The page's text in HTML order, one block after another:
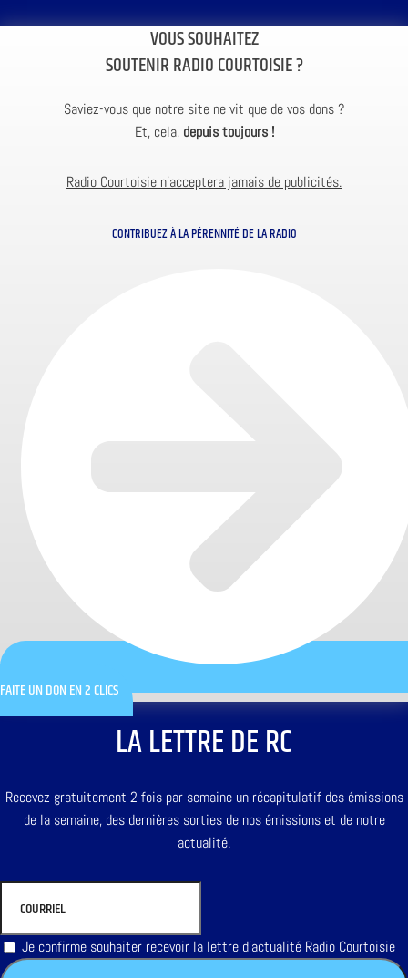
VOUS SOUHAITEZ
SOUTENIR RADIO COURTOISIE ?
Saviez-vous que notre site ne vit que de vos dons ?
Et, cela, depuis toujours !
Radio Courtoisie n’acceptera jamais de publicités.
CONTRIBUEZ À LA PÉRENNITÉ DE LA RADIO
FAITE UN DON EN 2 CLICS
LA LETTRE DE RC
Recevez gratuitement 2 fois par semaine un récapitulatif des émissions
de la semaine, des dernières sorties de nos émissions et de notre
actualité.
Je confirme souhaiter recevoir la lettre d'actualité Radio Courtoisie